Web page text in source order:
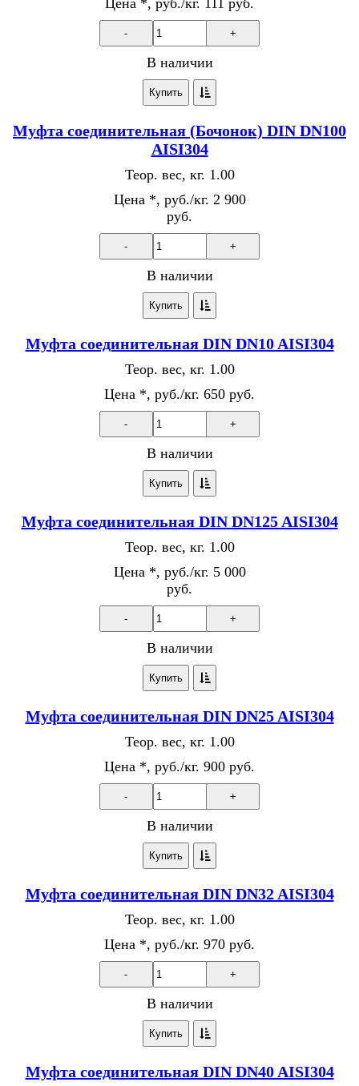
- +
В наличии
Купить
Муфта соединительная (Бочонок) DIN DN100
AISI304
Теор. вес, кг. 1.00
Цена *, руб./кг. 2 900
руб.
- +
В наличии
Купить
Муфта соединительная DIN DN10 AISI304
Теор. вес, кг. 1.00
Цена *, руб./кг. 650 руб.
- +
В наличии
Купить
Муфта соединительная DIN DN125 AISI304
Теор. вес, кг. 1.00
Цена *, руб./кг. 5 000
руб.
- +
В наличии
Купить
Муфта соединительная DIN DN25 AISI304
Теор. вес, кг. 1.00
Цена *, руб./кг. 900 руб.
- +
В наличии
Купить
Муфта соединительная DIN DN32 AISI304
Теор. вес, кг. 1.00
Цена *, руб./кг. 970 руб.
- +
В наличии
Купить
Муфта соединительная DIN DN40 AISI304